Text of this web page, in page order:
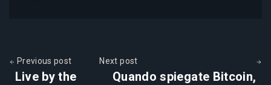
Previous post
Live by the
Next post
Quando spiegate Bitcoin,